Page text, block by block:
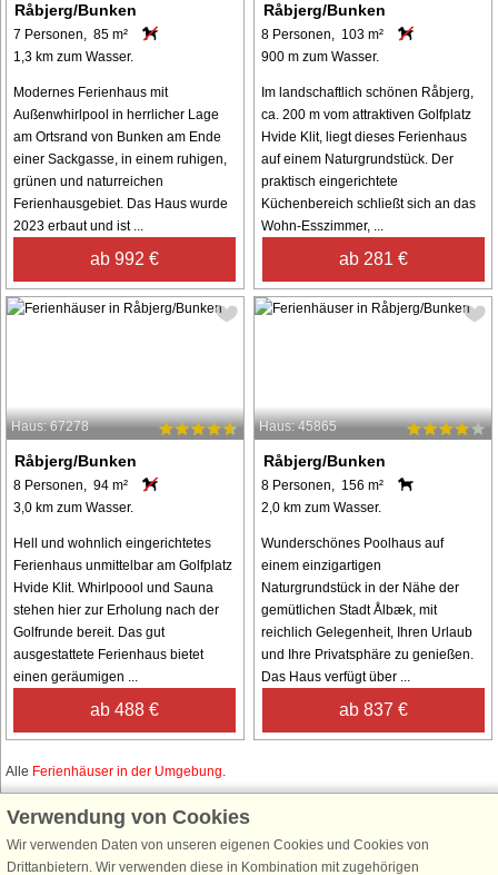
Råbjerg/Bunken
7 Personen, 85 m²
1,3 km zum Wasser.
Modernes Ferienhaus mit
Außenwhirlpool in herrlicher Lage
am Ortsrand von Bunken am Ende
einer Sackgasse, in einem ruhigen,
grünen und naturreichen
Ferienhausgebiet. Das Haus wurde
2023 erbaut und ist ...
ab 992 €
Råbjerg/Bunken
8 Personen, 103 m²
900 m zum Wasser.
Im landschaftlich schönen Råbjerg,
ca. 200 m vom attraktiven Golfplatz
Hvide Klit, liegt dieses Ferienhaus
auf einem Naturgrundstück. Der
praktisch eingerichtete
Küchenbereich schließt sich an das
Wohn-Esszimmer, ...
ab 281 €
Haus: 67278
Råbjerg/Bunken
8 Personen, 94 m²
3,0 km zum Wasser.
Hell und wohnlich eingerichtetes
Ferienhaus unmittelbar am Golfplatz
Hvide Klit. Whirlpoool und Sauna
stehen hier zur Erholung nach der
Golfrunde bereit. Das gut
ausgestattete Ferienhaus bietet
einen geräumigen ...
ab 488 €
Haus: 45865
Råbjerg/Bunken
8 Personen, 156 m²
2,0 km zum Wasser.
Wunderschönes Poolhaus auf
einem einzigartigen
Naturgrundstück in der Nähe der
gemütlichen Stadt Ålbæk, mit
reichlich Gelegenheit, Ihren Urlaub
und Ihre Privatsphäre zu genießen.
Das Haus verfügt über ...
ab 837 €
Alle Ferienhäuser in der Umgebung.
Schließen Sie sich 100.000 Ferienhaus-Fans an
Verwendung von Cookies
Wir verwenden Daten von unseren eigenen Cookies und Cookies von
Drittanbietern. Wir verwenden diese in Kombination mit zugehörigen